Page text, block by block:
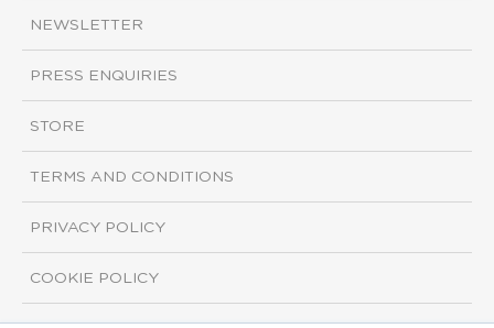
NEWSLETTER
PRESS ENQUIRIES
STORE
TERMS AND CONDITIONS
PRIVACY POLICY
COOKIE POLICY